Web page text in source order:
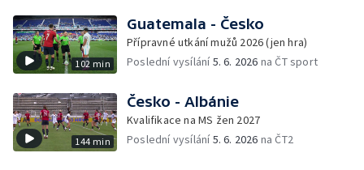
102 min
Guatemala - Česko
Přípravné utkání mužů 2026 (jen hra)
Poslední vysílání5. 6. 2026 na ČT sport
144 min
Česko - Albánie
Kvalifikace na MS žen 2027
Poslední vysílání5. 6. 2026 na ČT2